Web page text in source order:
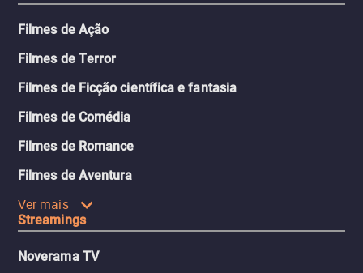
Filmes de Ação
Filmes de Terror
Filmes de Ficção científica e fantasia
Filmes de Comédia
Filmes de Romance
Filmes de Aventura
Ver mais
Streamings
Noverama TV